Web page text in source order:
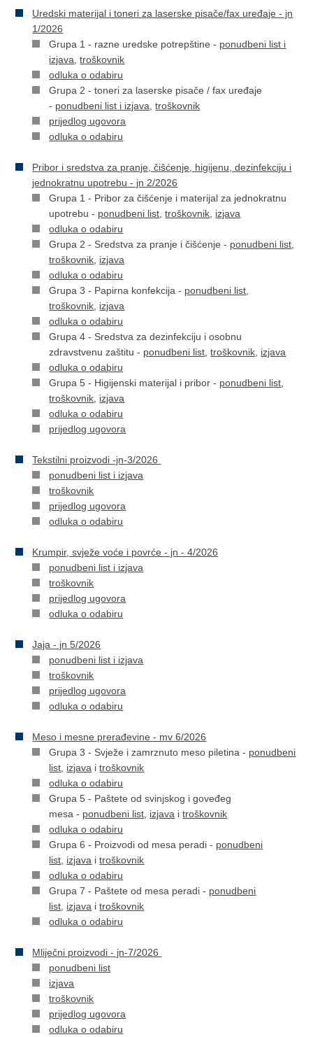
Uredski materijal i toneri za laserske pisače/fax uređaje - jn
1/2026
Grupa 1 - razne uredske potrepštine - ponudbeni list i
izjava ,troškovnik
odluka o odabiru
Grupa 2 - toneri za laserske pisače / fax uređaje
- ponudbeni list i izjava ,troškovnik
prijedlog ugovora
odluka o odabiru
Pribor i sredstva za pranje, čišćenje, higijenu, dezinfekciju i
jednokratnu upotrebu - jn 2/2026
Grupa 1 - Pribor za čišćenje i materijal za jednokratnu
upotrebu - ponudbeni list ,troškovnik izjava
odluka o odabiru
Grupa 2 - Sredstva za pranje i čišćenje - ponudbeni list
troškovnik izjava
odluka o odabiru
Grupa 3 - Papirna konfekcija - ponudbeni list
troškovnik izjava
odluka o odabiru
Grupa 4 - Sredstva za dezinfekciju i osobnu
zdravstvenu zaštitu - ponudbeni list ,troškovnik izjava
odluka o odabiru
Grupa 5 - Higijenski materijal i pribor - ponudbeni list
troškovnik izjava
odluka o odabiru
prijedlog ugovora
Tekstilni proizvodi -jn-3/2026
ponudbeni list i izjava
troškovnik
prijedlog ugovora
odluka o odabiru
Krumpir, svježe voće i povrće - jn - 4/2026
ponudbeni list i izjava
troškovnik
prijedlog ugovora
odluka o odabiru
Jaja - jn 5/2026
ponudbeni list i izjava
troškovnik
prijedlog ugovora
odluka o odabiru
Meso i mesne prerađevine - mv 6/2026
Grupa 3 - Svježe i zamrznuto meso piletina - ponudbeni
list izjava itroškovnik
odluka o odabiru
Grupa 5 - Paštete od svinjskog i goveđeg
mesa - ponudbeni list izjava itroškovnik
odluka o odabiru
Grupa 6 - Proizvodi od mesa peradi - ponudbeni
list izjava itroškovnik
odluka o odabiru
Grupa 7 - Paštete od mesa peradi - ponudbeni
list izjava itroškovnik
odluka o odabiru
Mliječni proizvodi - jn-7/2026
ponudbeni list
izjava
troškovnik
prijedlog ugovora
odluka o odabiru